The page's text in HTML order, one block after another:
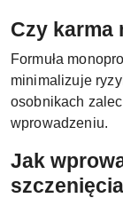
Czy karma
Formuła
minimalizuje
osobnikach
wprowadzeniu.
Jak